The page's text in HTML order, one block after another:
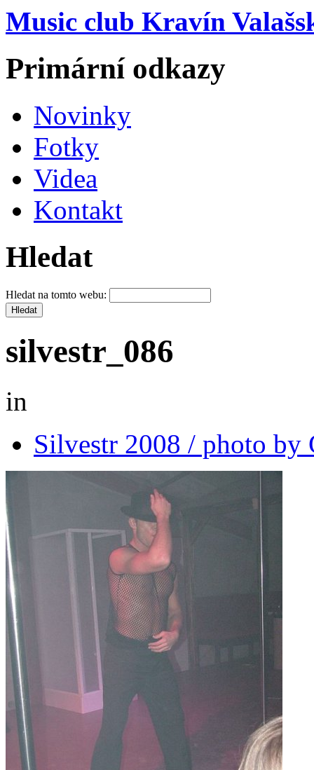
Music club Kravín
Primární odkazy
Novinky
Fotky
Videa
Kontakt
Hledat
Hledat na tomto webu:
silvestr_086
in
Silvestr 2008 / photo by